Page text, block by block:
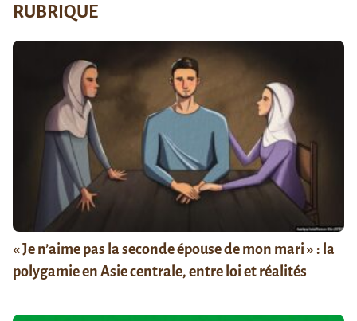
RUBRIQUE
« Je n’aime pas la seconde épouse de mon mari » : la
polygamie en Asie centrale, entre loi et réalités